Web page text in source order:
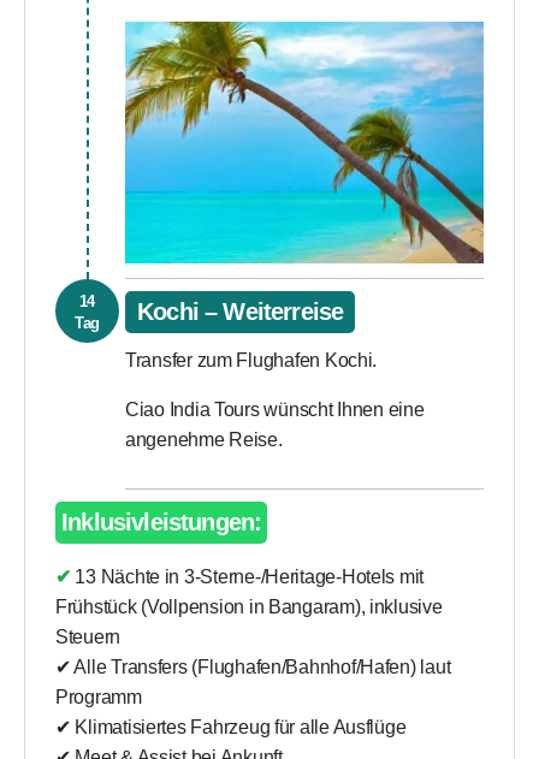
14
Tag
Kochi – Weiterreise
Transfer zum Flughafen Kochi.
Ciao India Tours wünscht Ihnen eine
angenehme Reise.
Inklusivleistungen:
✔ 13 Nächte in 3-Sterne-/Heritage-Hotels mit
Frühstück (Vollpension in Bangaram), inklusive
Steuern
✔ Alle Transfers (Flughafen/Bahnhof/Hafen) laut
Programm
✔ Klimatisiertes Fahrzeug für alle Ausflüge